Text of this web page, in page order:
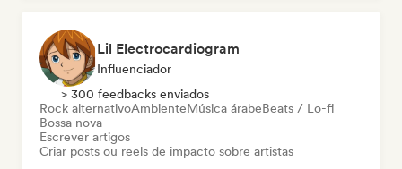
Lil Electrocardiogram
Influenciador
> 300 feedbacks enviados
Rock alternativoAmbienteMúsica árabeBeats / Lo-fi
Bossa nova
Escrever artigos
Criar posts ou reels de impacto sobre artistas